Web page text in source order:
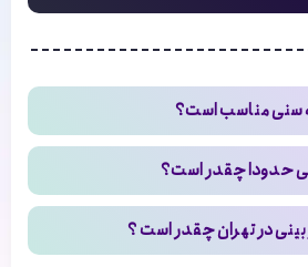
سنی مناسب است؟
سال تزریق شود
حدودا چقدر است؟
مختلفی بستگی دارد که مهم ترین آن
به کلینیک معتبر است
بینی در تهران چقدر است ؟